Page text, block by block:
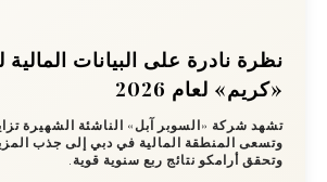
نظرة نادرة على البيانات
«كريم» لعام 2026
تشهد شركة «السوبر آبل» الناشئة الشهيرة
وتسعى المنطقة المالية في دبي إلى جذب
وتحقق أرامكو نتائج ربع سنوية قوية.